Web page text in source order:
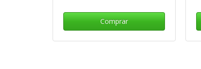
Comprar